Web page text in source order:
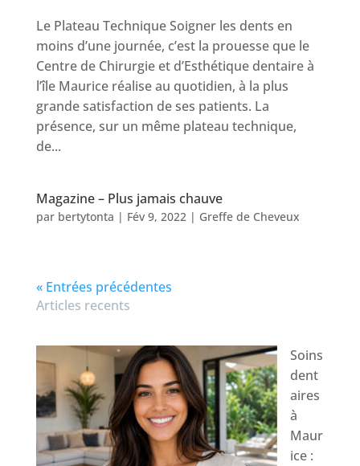
Le Plateau Technique Soigner les dents en
moins d’une journée, c’est la prouesse que le
Centre de Chirurgie et d’Esthétique dentaire à
l’île Maurice réalise au quotidien, à la plus
grande satisfaction de ses patients. La
présence, sur un même plateau technique,
de...
Magazine – Plus jamais chauve
par bertytonta | Fév 9, 2022| Greffe de Cheveux
« Entrées précédentes
Articles recents
Soins
dent
aires
à
Maur
ice :